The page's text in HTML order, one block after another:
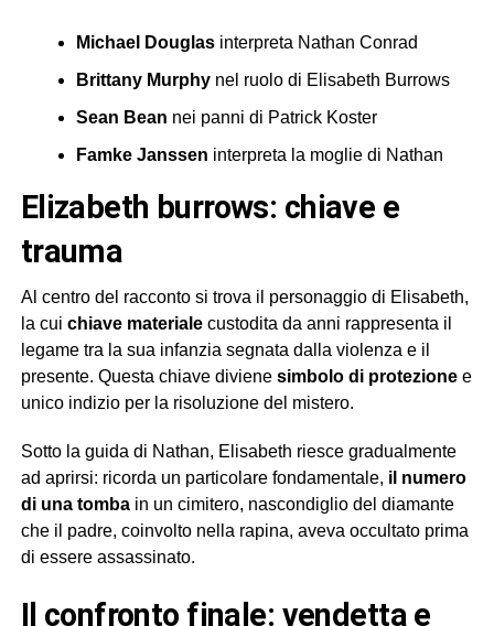
Michael Douglasinterpreta Nathan Conrad
Brittany Murphynel ruolo di Elisabeth Burrows
Sean Bean nei panni di Patrick Koster
Famke Janssen interpreta la moglie di Nathan
elizabeth burrows: chiave e
trauma
Al centro del racconto si trova il personaggio di Elisabeth,
la cui chiave materialecustodita da anni rappresenta il
legame tra la sua infanzia segnata dalla violenza e il
presente. Questa chiave diviene simbolo di protezionee
unico indizio per la risoluzione del mistero.
Sotto la guida di Nathan, Elisabeth riesce gradualmente
ad aprirsi: ricorda un particolare fondamentale, il numero
di una tombain un cimitero, nascondiglio del diamante
che il padre, coinvolto nella rapina, aveva occultato prima
di essere assassinato.
il confronto finale: vendetta e